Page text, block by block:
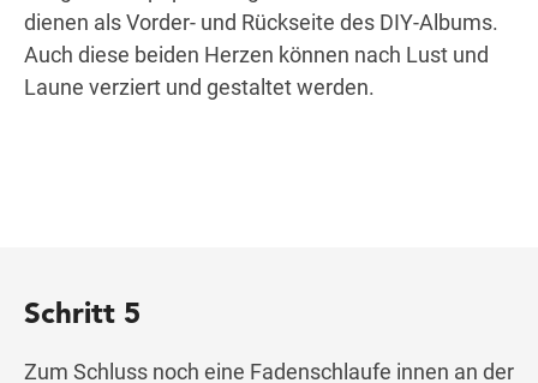
dienen als Vorder- und Rückseite des DIY-Albums.
Auch diese beiden Herzen können nach Lust und
Laune verziert und gestaltet werden.
Schritt 5
Zum Schluss noch eine Fadenschlaufe innen an der